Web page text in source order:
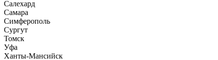
Салехард
Самара
Симферополь
Сургут
Томск
Уфа
Ханты-Мансийск